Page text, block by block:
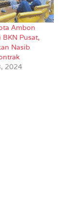
Ambon
Pusat,
Nasib
2024